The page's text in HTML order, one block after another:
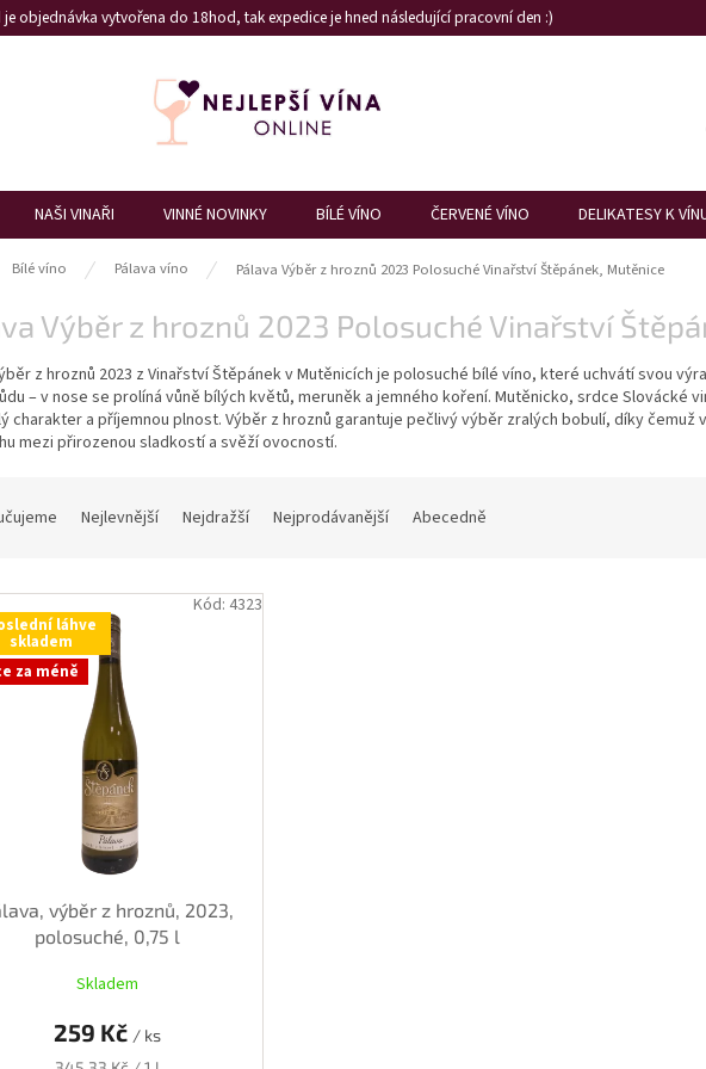
objednávka vytvořena do 18hod, tak expedice je hned následující pracovní den :)
NAŠI VINAŘI VINNÉ NOVINKY BÍLÉ VÍNO ČERVENÉ VÍNO DELIKATESY K
Bílé víno Pálava víno Pálava Výběr z hroznů 2023 Polosuché Vinařství Štěpánek, Mutěnice
Výběr z hroznů 2023 Polosuché Vinařství
z hroznů 2023 z Vinařství Štěpánek v Mutěnicích je polosuché bílé víno, které uchvátí svou
– v nose se prolíná vůně bílých květů, meruněk a jemného koření. Mutěnicko, srdce Slovácké
charakter a příjemnou plnost. Výběr z hroznů garantuje pečlivý výběr zralých bobulí, díky čemuž
mezi přirozenou sladkostí a svěží ovocností.
Nejlevnější Nejdražší Nejprodávanější Abecedně
láhve
skladem
za méně
výběr z hroznů, 2023,
polosuché, 0,75 l
Skladem
259 Kč / ks
Kód: 4323